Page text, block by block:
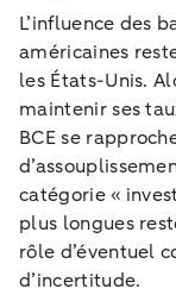
L’influence des
américaines
les États-Unis.
maintenir ses
BCE se
catégorie «
plus longues
rôle d’éventuel
d’incertitude.